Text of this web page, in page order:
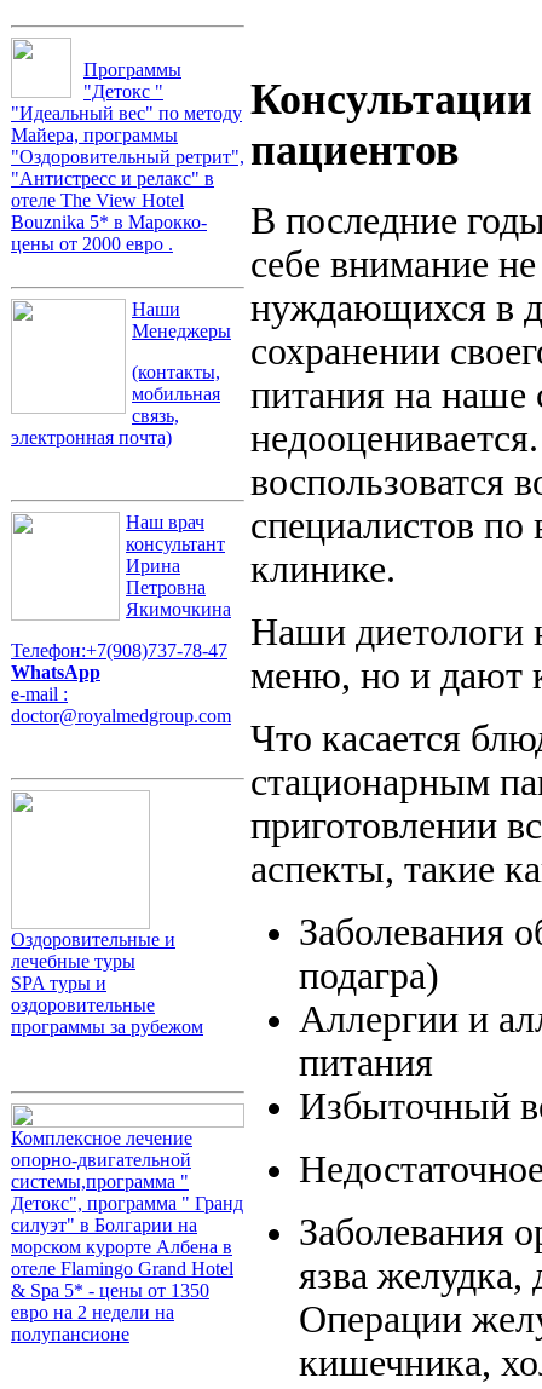
Программы
"Детокс "
"Идеальный вес" по методу
Майера, программы
"Оздоровительный ретрит",
"Антистресс и релакс" в
отеле The View Hotel
Bouznika 5* в Марокко-
цены от 2000 евро .
Наши
Менеджеры
(контакты,
мобильная
связь,
электронная почта)
Наш врач
консультант
Ирина
Петровна
Якимочкина
Телефон:+7(908)737-78-47
WhatsApp
e-mail :
doctor@royalmedgroup.com
Оздоровительные и
лечебные туры
SPA туры и
оздоровительные
программы за рубежом
Комплексное лечение
опорно-двигательной
системы,программа "
Детокс", программа " Гранд
силуэт" в Болгарии на
морском курорте Албена в
отеле Flamingo Grand Hotel
& Spa 5* - цены от 1350
евро на 2 недели на
полупансионе
пациентов
В последние
себе внимание
нуждающихся в
сохранении
питания на наше
воспользоватся
специалистов по
клинике.
Наши диетологи
меню, но и дают
Что касается
стационарным
приготовлении
аспекты, такие
Заболевания
подагра)
Аллергии и
питания
Избыточный
Заболевания
язва желудка,
Операции
кишечника,